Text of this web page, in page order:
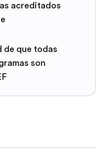
acreditados
de que todas
son